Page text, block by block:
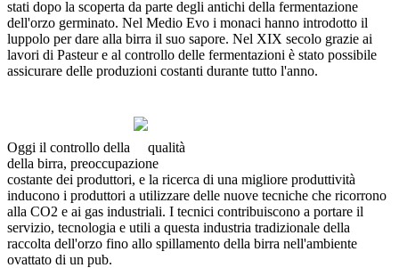
stati dopo la scoperta da parte degli antichi della fermentazione
dell'orzo germinato. Nel Medio Evo i monaci hanno introdotto il
luppolo per dare alla birra il suo sapore. Nel XIX secolo grazie ai
lavori di Pasteur e al controllo delle fermentazioni è stato possibile
assicurare delle produzioni costanti durante tutto l'anno.
Oggi il controllo della
qualità
della birra, preoccupazione
costante dei produttori, e la ricerca di una migliore produttività
inducono i produttori a utilizzare delle nuove tecniche che ricorrono
alla CO2 e ai gas industriali. I tecnici contribuiscono a portare il
servizio, tecnologia e utili a questa industria tradizionale della
raccolta dell'orzo fino allo spillamento della birra nell'ambiente
ovattato di un pub.